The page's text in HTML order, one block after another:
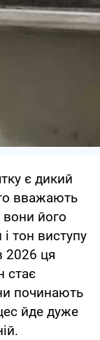
є дикий
вважають
вони його
тон виступу
2026 ця
стає
починають
йде дуже